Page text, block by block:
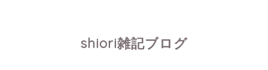
shiori雑記ブログ